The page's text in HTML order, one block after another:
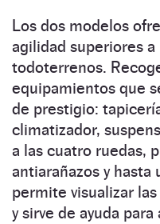
Los dos modelos
agilidad superiores
todoterrenos.
equipamientos que
de prestigio:
climatizador,
a las cuatro ruedas,
antiarañazos y hasta
permite visualizar
y sirve de ayuda para